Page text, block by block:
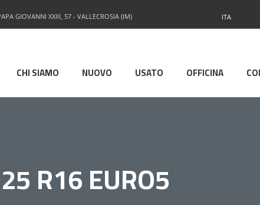
GIOVANNI XXIII, 57 - VALLECROSIA (IM) ITA
CHI SIAMO NUOVO USATO OFFICINA
R16 EURO5